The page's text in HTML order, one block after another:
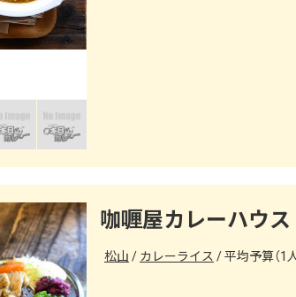
咖喱屋カレーハウス
松山 カレーライス 平均予算（1